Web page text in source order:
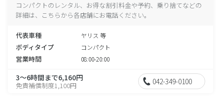
コンパクトのレンタル、お得な割引料金や予約、乗り捨てなどの
詳細は、こちらから各店舗にお電話ください。
代表車種 ヤリス 等
ボディタイプ コンパクト
営業時間 08:00-20:00
3～6時間まで6,160円
免責補償制度1,100円 042-349-0100